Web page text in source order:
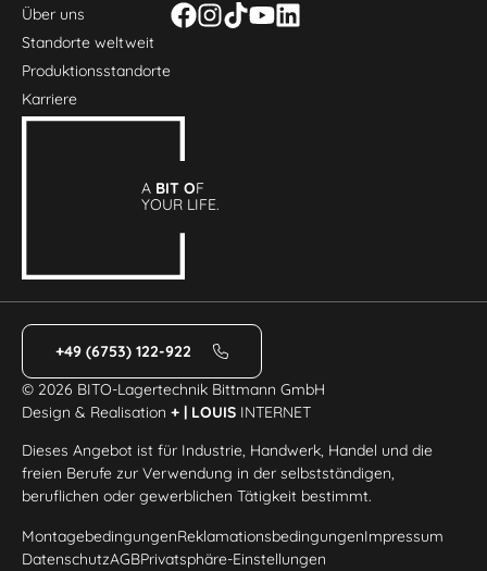
Über uns
Standorte weltweit
Produktionsstandorte
Karriere
A BIT OF
YOUR LIFE.
+49 (6753) 122-922
© 2026 BITO-Lagertechnik Bittmann GmbH
Design & Realisation+ | LOUIS INTERNET
Dieses Angebot ist für Industrie, Handwerk, Handel und die
freien Berufe zur Verwendung in der selbstständigen,
beruflichen oder gewerblichen Tätigkeit bestimmt.
MontagebedingungenReklamationsbedingungenImpressum
DatenschutzAGBPrivatsphäre-Einstellungen